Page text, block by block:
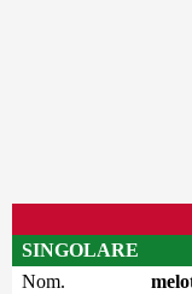
SINGOLARE
Nom.